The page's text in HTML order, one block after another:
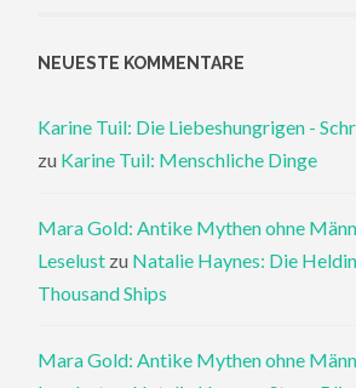
NEUESTE KOMMENTARE
Karine Tuil: Die Liebeshungrigen -
zu Karine Tuil: Menschliche Dinge
Mara Gold: Antike Mythen ohne
Leselust zu Natalie Haynes: Die
Thousand Ships
Mara Gold: Antike Mythen ohne